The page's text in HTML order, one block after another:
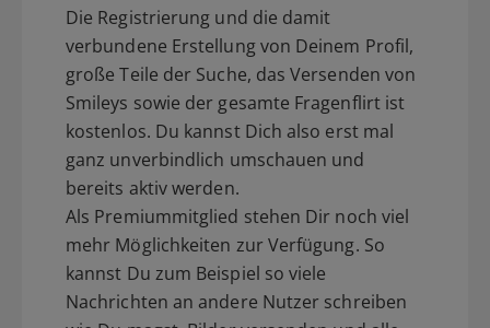
Die Registrierung und die damit
verbundene Erstellung von Deinem Profil,
große Teile der Suche, das Versenden von
Smileys sowie der gesamte Fragenflirt ist
kostenlos. Du kannst Dich also erst mal
ganz unverbindlich umschauen und
bereits aktiv werden.
Als Premiummitglied stehen Dir noch viel
mehr Möglichkeiten zur Verfügung. So
kannst Du zum Beispiel so viele
Nachrichten an andere Nutzer schreiben